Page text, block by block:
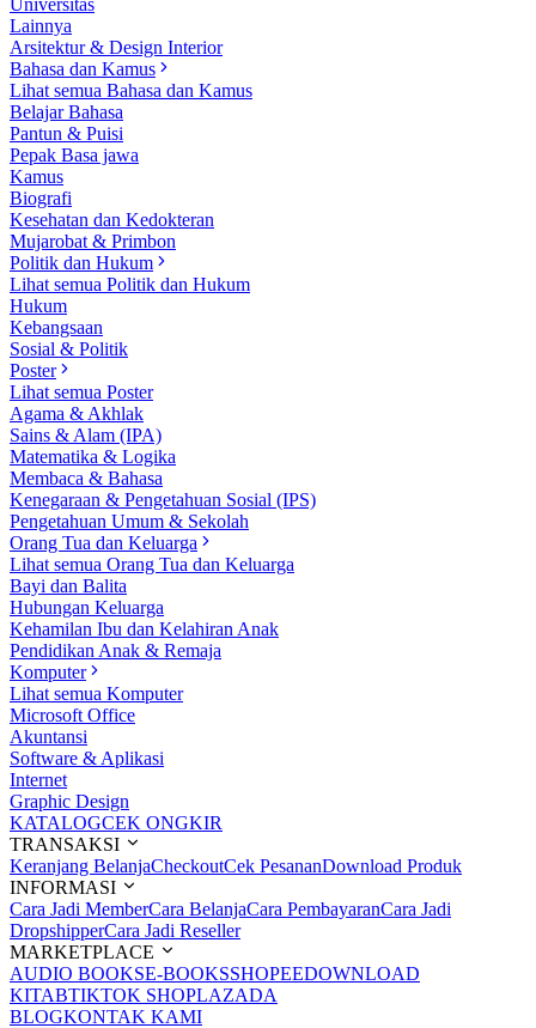
Universitas
Lainnya
Arsitektur & Design Interior
Bahasa dan Kamus
Lihat semua Bahasa dan Kamus
Belajar Bahasa
Pantun & Puisi
Pepak Basa jawa
Kamus
Biografi
Kesehatan dan Kedokteran
Mujarobat & Primbon
Politik dan Hukum
Lihat semua Politik dan Hukum
Hukum
Kebangsaan
Sosial & Politik
Poster
Lihat semua Poster
Agama & Akhlak
Sains & Alam (IPA)
Matematika & Logika
Membaca & Bahasa
Kenegaraan & Pengetahuan Sosial (IPS)
Pengetahuan Umum & Sekolah
Orang Tua dan Keluarga
Lihat semua Orang Tua dan Keluarga
Bayi dan Balita
Hubungan Keluarga
Kehamilan Ibu dan Kelahiran Anak
Pendidikan Anak & Remaja
Komputer
Lihat semua Komputer
Microsoft Office
Akuntansi
Software & Aplikasi
Internet
Graphic Design
KATALOGCEK ONGKIR
TRANSAKSI
Keranjang BelanjaCheckoutCek PesananDownload Produk
INFORMASI
Cara Jadi MemberCara BelanjaCara PembayaranCara Jadi
DropshipperCara Jadi Reseller
MARKETPLACE
AUDIO BOOKSE-BOOKSSHOPEEDOWNLOAD
KITABTIKTOK SHOPLAZADA
BLOGKONTAK KAMI